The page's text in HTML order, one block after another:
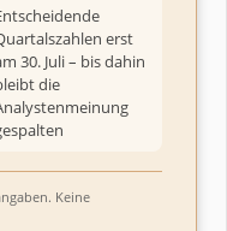
erst
30. Juli – bis dahin
die
Keine